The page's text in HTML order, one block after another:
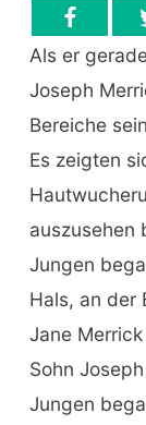
Als er
Joseph
Bereiche
Es zeigten
auszusehen
Jungen
Hals, an der
Jane
Sohn
Jungen